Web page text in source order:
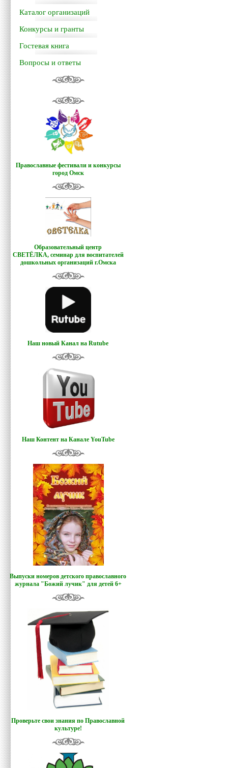
Каталог организаций
Конкурсы и гранты
Гостевая книга
Вопросы и ответы
Православные фестивали и конкурсы
город Омск
Образовательный центр
СВЕТЁЛКА, семинар для воспитателей
дошкольных организаций г.Омска
Наш новый Канал на Rutube
Наш Контент на Канале YouTube
Выпуски номеров детского православного
журнала "Божий лучик" для детей 6+
Проверьте свои знания по Православной
культуре!